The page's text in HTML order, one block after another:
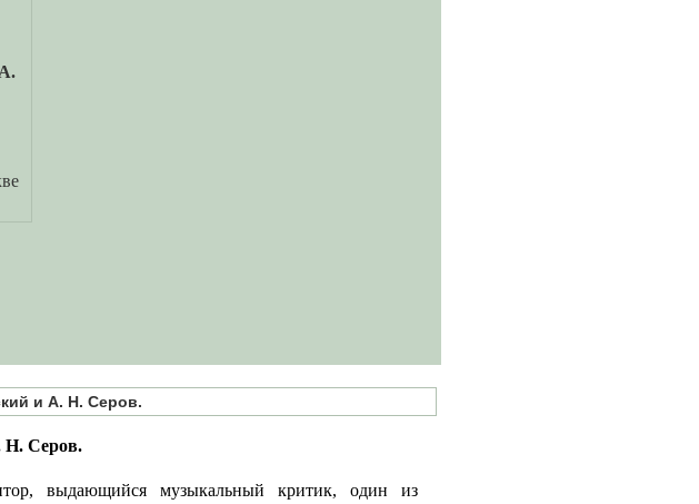
и А. Н. Серов.
Н. Серов.
выдающийся музыкальный критик, один из